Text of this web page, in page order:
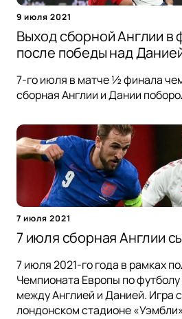
9 июля 2021
Выход сборной Англии в
после победы над
7-го июля в матче ½ финала
сборная Англии и Дании
7 июля 2021
7 июля сборная Англии
7 июля 2021-го года в рамках
Чемпионата Европы по
между Англией и Данией. Игра
лондонском стадионе